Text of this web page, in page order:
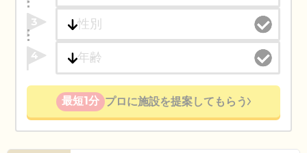
3
4
最短1分 プロに施設を提案してもらう